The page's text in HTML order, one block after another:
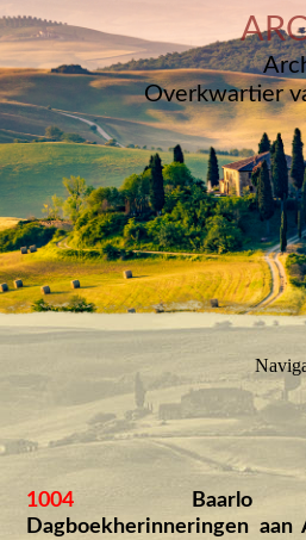
Overkwartier
1004 Baarlo in
Dagboekherinneringen